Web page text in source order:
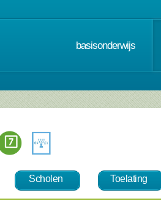
basisonderwijs
Scholen Toelating